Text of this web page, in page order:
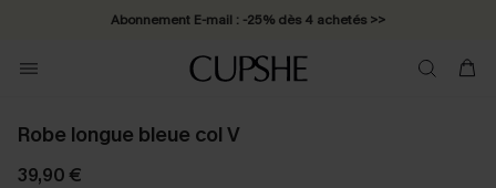
Abonnement E-mail : -25% dès 4 achetés >>
Robe longue bleue col V
39,90 €